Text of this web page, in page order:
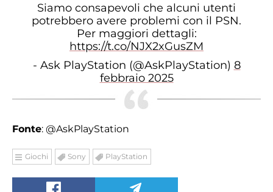
Siamo consapevoli che alcuni utenti
potrebbero avere problemi con il PSN.
Per maggiori dettagli:
https://t.co/NJX2xGusZM
- Ask PlayStation (@AskPlayStation) 8
febbraio 2025
Fonte: @AskPlayStation
Giochi Sony PlayStation